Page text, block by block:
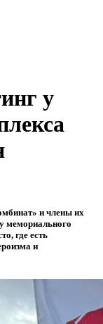
у
и члены их
мемориального
где есть
и